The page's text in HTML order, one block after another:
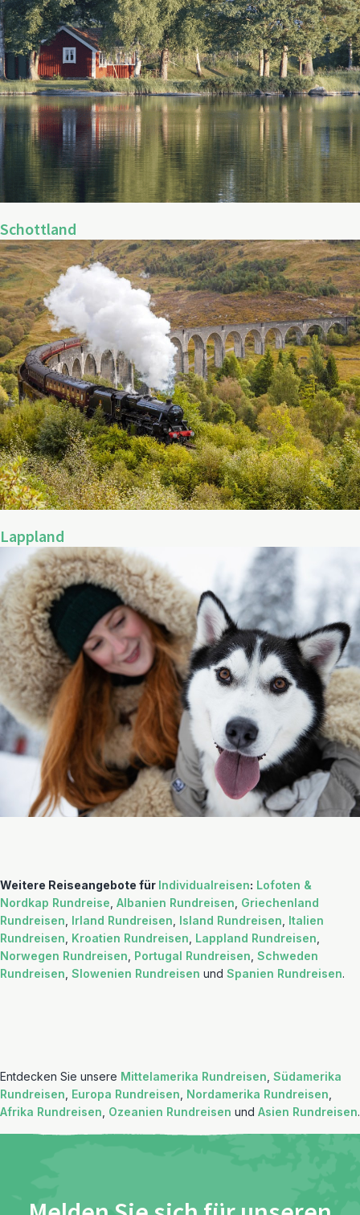
Schottland
Lappland
Weitere Reiseangebote für Individualreisen: Lofoten &
Nordkap Rundreise Albanien Rundreisen Griechenland
Rundreisen Irland Rundreisen Island Rundreisen Italien
Rundreisen Kroatien Rundreisen Lappland Rundreisen
Norwegen Rundreisen Portugal Rundreisen Schweden
Rundreisen Slowenien Rundreisen und Spanien Rundreisen.
Entdecken Sie unsere Mittelamerika Rundreisen Südamerika
Rundreisen Europa Rundreisen Nordamerika Rundreisen
Afrika Rundreisen Ozeanien Rundreisen und Asien Rundreisen.